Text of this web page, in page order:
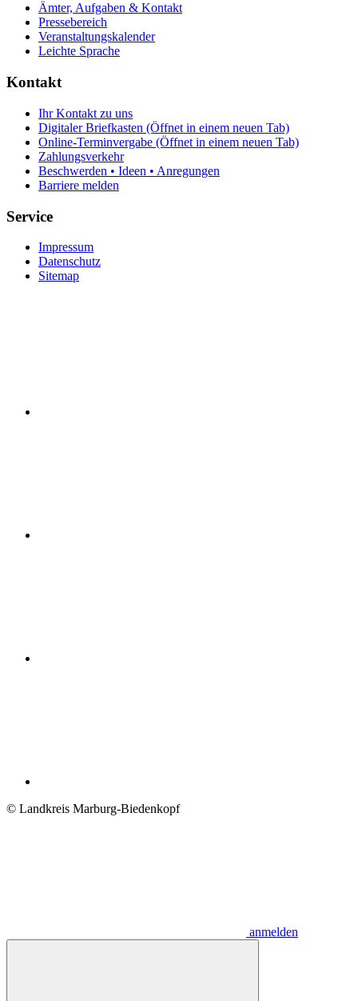
Ämter, Aufgaben & Kontakt
Pressebereich
Veranstaltungskalender
Leichte Sprache
Kontakt
Ihr Kontakt zu uns
Digitaler Briefkasten (Öffnet in einem neuen Tab)
Online-Terminvergabe (Öffnet in einem neuen Tab)
Zahlungsverkehr
Beschwerden • Ideen • Anregungen
Barriere melden
Service
Impressum
Datenschutz
Sitemap
© Landkreis Marburg-Biedenkopf
anmelden